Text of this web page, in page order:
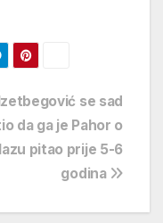
se sad
da ga je Pahor o
pitao prije 5-6
godina